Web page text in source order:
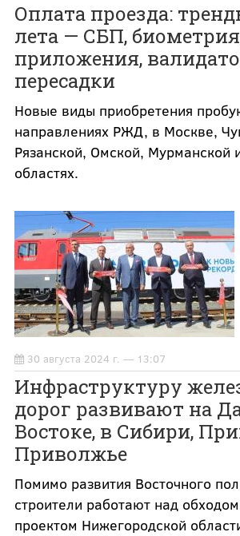
Оплата проезда:
лета — СБП,
приложения,
пересадки
Новые виды приобретения
направлениях РЖД, в Москве,
Рязанской, Омской, Мурманской
областях.
30 августа 2024 г. — 13:07
Инфраструктуру
дорог развивают на
Востоке, в Сибири,
Приволжье
Помимо развития Восточного
строители работают над
проектом Нижегородской